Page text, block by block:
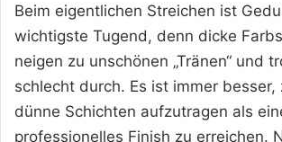
Beim eigentlichen Streichen ist
wichtigste Tugend, denn dicke
neigen zu unschönen „Tränen“ und
schlecht durch. Es ist immer
dünne Schichten aufzutragen als
professionelles Finish zu erreichen.